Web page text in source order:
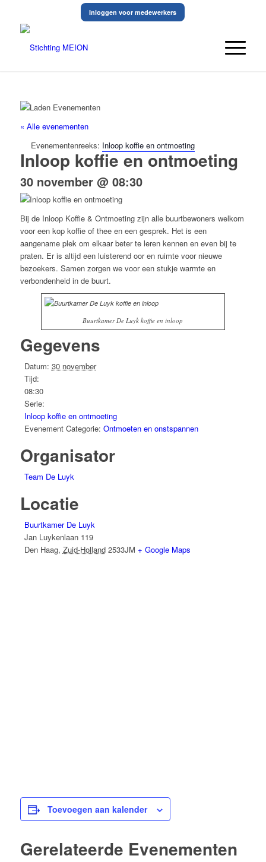
Inloggen voor medewerkers
« Alle evenementen
Evenementenreeks: Inloop koffie en ontmoeting
Inloop koffie en ontmoeting
30 november @ 08:30
Bij de Inloop Koffie & Ontmoeting zijn alle buurtbewoners welkom
voor een kop koffie of thee en een gesprek. Het is een
aangename plek om elkaar beter te leren kennen en even bij te
praten. Er is altijd een luisterend oor en ruimte voor nieuwe
bezoekers. Samen zorgen we voor een stukje warmte en
verbondenheid in de buurt.
Buurtkamer De Luyk koffie en inloop
Gegevens
Datum: 30 november
Tijd:
08:30
Serie:
Inloop koffie en ontmoeting
Evenement Categorie: Ontmoeten en onstspannen
Organisator
Team De Luyk
Locatie
Buurtkamer De Luyk
Jan Luykenlaan 119
Den Haag, Zuid-Holland 2533JM + Google Maps
Toevoegen aan kalender
Gerelateerde Evenementen